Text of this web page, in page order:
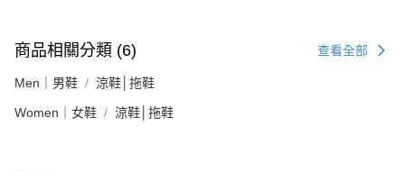
商品相關分類 (6) 查看全部
Men｜男鞋 涼鞋│拖鞋
Women｜女鞋 涼鞋│拖鞋